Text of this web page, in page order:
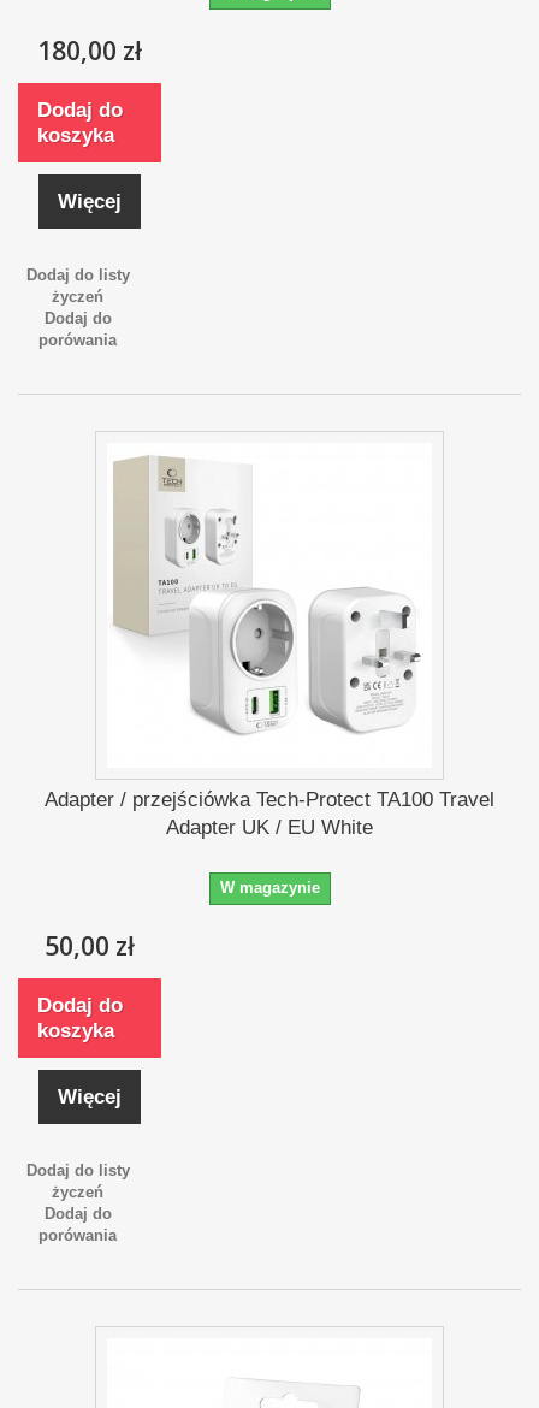
180,00 zł
Dodaj do
koszyka
Więcej
Dodaj do listy
życzeń
Dodaj do
porówania
Adapter / przejściówka Tech-Protect TA100 Travel
Adapter UK / EU White
W magazynie
50,00 zł
Dodaj do
koszyka
Więcej
Dodaj do listy
życzeń
Dodaj do
porówania